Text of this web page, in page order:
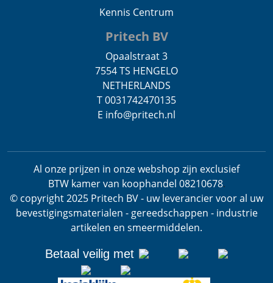
Kennis Centrum
Pritech BV
Opaalstraat 3
7554 TS HENGELO
NETHERLANDS
T 0031742470135
E info@pritech.nl
Al onze prijzen in onze webshop zijn exclusief
BTW kamer van koophandel 08210678.
© copyright 2025 Pritech BV - uw leverancier voor al uw
bevestigingsmaterialen - gereedschappen - industrie
artikelen en smeermiddelen.
Betaal veilig met